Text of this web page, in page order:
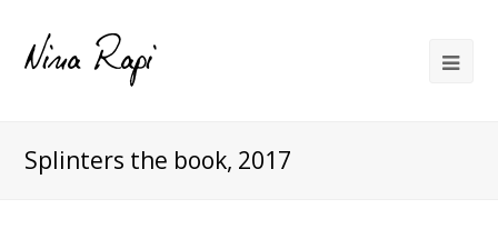
Splinters the book, 2017